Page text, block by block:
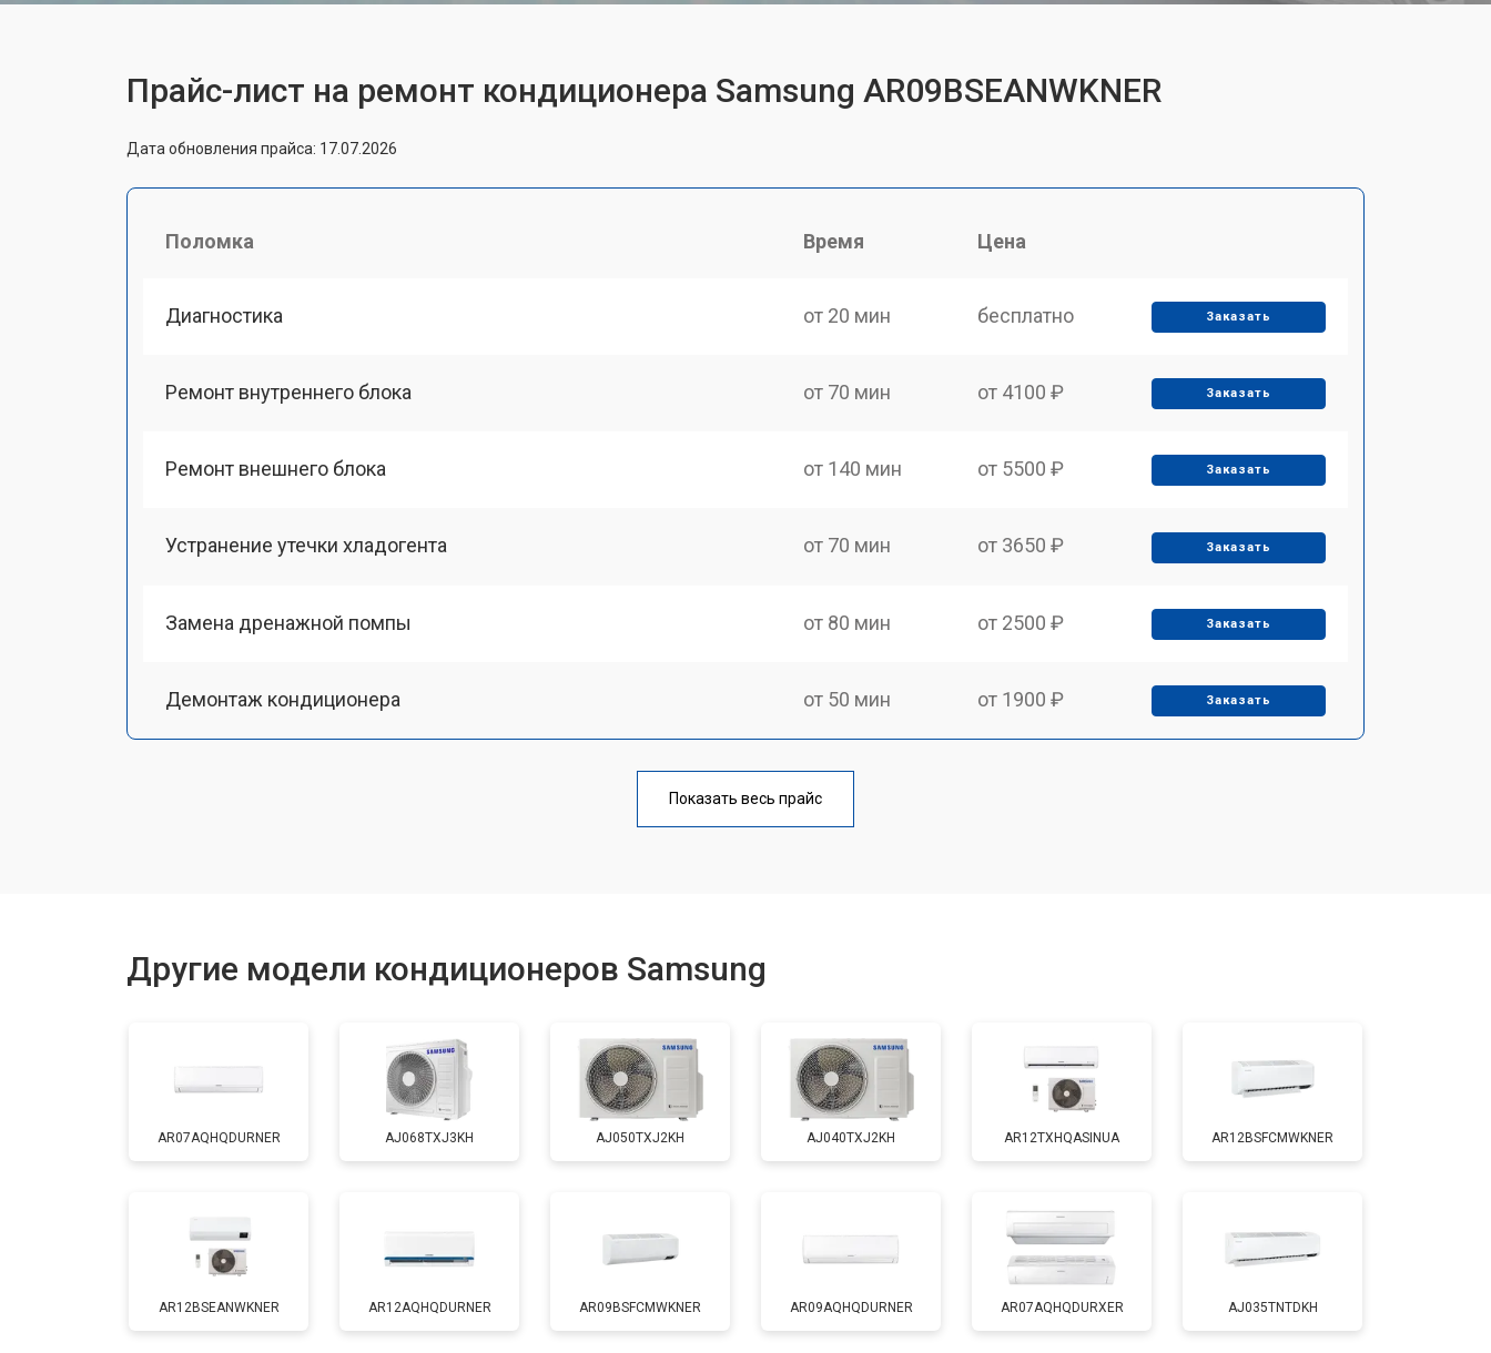
Прайс-лист на ремонт кондиционера Samsung AR09BSEANWKNER
Дата обновления прайса: 17.07.2026
Поломка Время Цена
Диагностика от 20 мин бесплатно Заказать
Ремонт внутреннего блока от 70 мин от 4100 ₽ Заказать
Ремонт внешнего блока от 140 мин от 5500 ₽ Заказать
Устранение утечки хладогента от 70 мин от 3650 ₽ Заказать
Замена дренажной помпы от 80 мин от 2500 ₽ Заказать
Демонтаж кондиционера от 50 мин от 1900 ₽ Заказать
от 80 мин
Показать весь прайс
Другие модели кондиционеров Samsung
AR07AQHQDURNER AJ068TXJ3KH AJ050TXJ2KH AJ040TXJ2KH AR12TXHQASINUA AR12BSFCMWKNER
AR12BSEANWKNER AR12AQHQDURNER AR09BSFCMWKNER AR09AQHQDURNER AR07AQHQDURXER AJ035TNTDKH